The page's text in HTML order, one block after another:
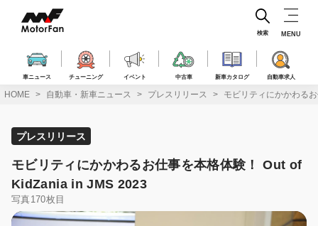
ス
車ニュース チューニング イベント 中古車 新車カタログ 自動車求人
検索 MENU
HOME 自動車・新車ニュース プレスリリース モビリティにかかわる
プレスリリース
モビリティにかかわるお仕事を本格体験！ Out of
KidZania in JMS 2023
写真170枚目